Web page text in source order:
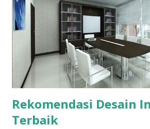
Sedangkan Chatbot AI bales 24/7 dalam
Konten : Inget-inget, bikin pas ada
Dijadwal otomatis, jam terbaik udah
Boosting asal. Bujet habis, nggak tau
atur target, matiin iklan yang boncos,
Follow Up : Lupa. Karena kebanyakan
Rekomendasi Desain
Terbaik